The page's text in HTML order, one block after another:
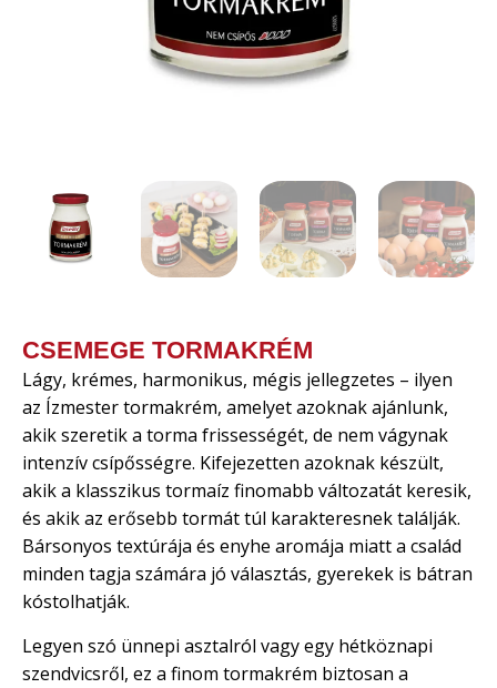
CSEMEGE TORMAKRÉM
Lágy, krémes, harmonikus, mégis jellegzetes – ilyen
az Ízmester tormakrém, amelyet azoknak ajánlunk,
akik szeretik a torma frissességét, de nem vágynak
intenzív csípősségre. Kifejezetten azoknak készült,
akik a klasszikus tormaíz finomabb változatát keresik,
és akik az erősebb tormát túl karakteresnek találják.
Bársonyos textúrája és enyhe aromája miatt a család
minden tagja számára jó választás, gyerekek is bátran
kóstolhatják.
Legyen szó ünnepi asztalról vagy egy hétköznapi
szendvicsről, ez a finom tormakrém biztosan a